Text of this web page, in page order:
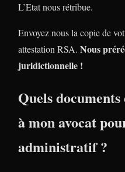
L’Etat nous rétribue.
Envoyez nous la copie de
attestation RSA. Nous
juridictionnelle !
Quels
à mon avocat
administratif ?